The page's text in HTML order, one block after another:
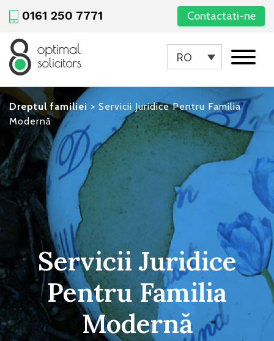
0161 250 7771 Contactati-ne
RO
Dreptul familiei > Servicii Juridice Pentru Familia
Modernă
Servicii Juridice
Pentru Familia
Modernă